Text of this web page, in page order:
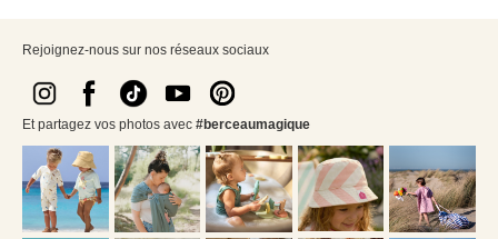
Rejoignez-nous sur nos réseaux sociaux
Et partagez vos photos avec #berceaumagique